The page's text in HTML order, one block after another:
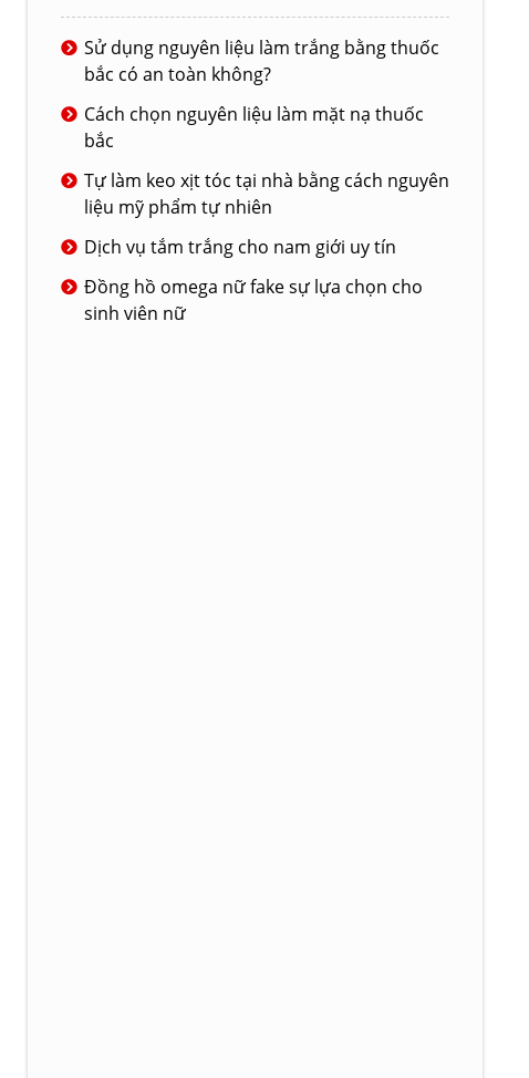
Sử dụng nguyên liệu làm trắng bằng thuốc
bắc có an toàn không?
Cách chọn nguyên liệu làm mặt nạ thuốc
bắc
Tự làm keo xịt tóc tại nhà bằng cách nguyên
liệu mỹ phẩm tự nhiên
Dịch vụ tắm trắng cho nam giới uy tín
Đồng hồ omega nữ fake sự lựa chọn cho
sinh viên nữ